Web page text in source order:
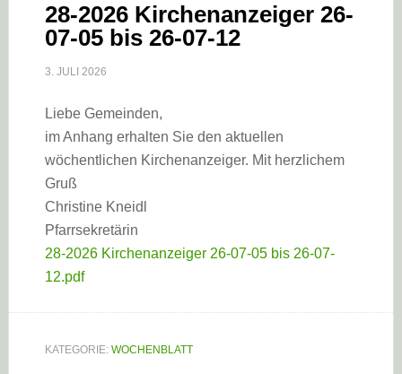
28-2026 Kirchenanzeiger 26-
07-05 bis 26-07-12
3. JULI 2026
Liebe Gemeinden,
im Anhang erhalten Sie den aktuellen
wöchentlichen Kirchenanzeiger. Mit herzlichem
Gruß
Christine Kneidl
Pfarrsekretärin
28-2026 Kirchenanzeiger 26-07-05 bis 26-07-
12.pdf
KATEGORIE: WOCHENBLATT